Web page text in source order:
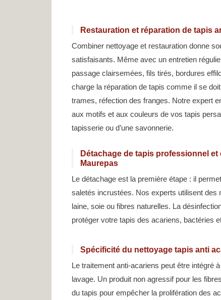
Restauration et réparation de tapis
Combiner nettoyage et restauration donne
satisfaisants. Même avec un entretien
passage clairsemées, fils tirés, bordures
charge la réparation de tapis comme il se
trames, réfection des franges. Notre expert
aux motifs et aux couleurs de vos tapis
tapisserie ou d’une savonnerie.
Détachage de tapis professionnel
Maurepas
Le détachage est la première étape : il
saletés incrustées. Nos experts utilisent des
laine, soie ou fibres naturelles. La
protéger votre tapis des acariens, bactéries
Spécificité du nettoyage tapis anti
Le traitement anti-acariens peut être intégré
lavage. Un produit non agressif pour les
du tapis pour empêcher la prolifération des